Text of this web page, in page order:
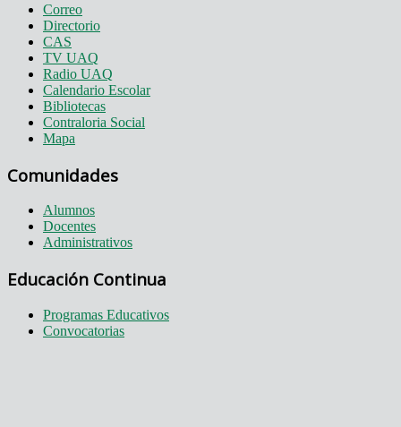
Correo
Directorio
CAS
TV UAQ
Radio UAQ
Calendario Escolar
Bibliotecas
Contraloria Social
Mapa
Comunidades
Alumnos
Docentes
Administrativos
Educación Continua
Programas Educativos
Convocatorias